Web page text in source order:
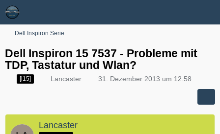
Dell Inspiron Serie
Dell Inspiron 15 7537 - Probleme mit
TDP, Tastatur und Wlan?
[i15] Lancaster 31. Dezember 2013 um 12:58
Lancaster